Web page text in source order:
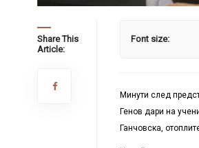
Share This
Article:
Font size:
Минути след
Генов дари на
Ганчовска,